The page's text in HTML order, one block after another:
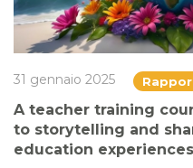
31 gennaio 2025
A teacher training
to storytelling and
education